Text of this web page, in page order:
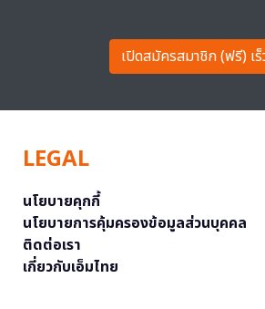
เปิดสมัครสมาชิก (ฟรี) เ
LEGAL
นโยบายคุกกี้
นโยบายการคุ้มครองข้อมูลส่วนบุคคล
ติดต่อเรา
เกี่ยวกับเอ็มไทย